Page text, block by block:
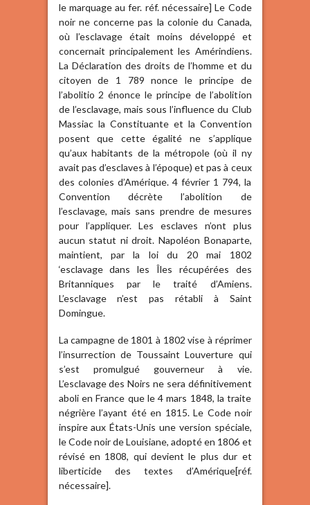
le marquage au fer. réf. nécessaire] Le Code
noir ne concerne pas la colonie du Canada,
où l’esclavage était moins développé et
concernait principalement les Amérindiens.
La Déclaration des droits de l’homme et du
citoyen de 1 789 nonce le principe de
l’abolitio 2 énonce le principe de l’abolition
de l’esclavage, mais sous l’influence du Club
Massiac la Constituante et la Convention
posent que cette égalité ne s’applique
qu’aux habitants de la métropole (où il ny
avait pas d’esclaves à l’époque) et pas à ceux
des colonies d’Amérique. 4 février 1 794, la
Convention décrète l’abolition de
l’esclavage, mais sans prendre de mesures
pour l’appliquer. Les esclaves n’ont plus
aucun statut ni droit. Napoléon Bonaparte,
maintient, par la loi du 20 mai 1802
‘esclavage dans les Îles récupérées des
Britanniques par le traité d’Amiens.
L’esclavage n’est pas rétabli à Saint
Domingue.
La campagne de 1801 à 1802 vise à réprimer
l’insurrection de Toussaint Louverture qui
s’est promulgué gouverneur à vie.
L’esclavage des Noirs ne sera définitivement
aboli en France que le 4 mars 1848, la traite
négrière l’ayant été en 1815. Le Code noir
inspire aux États-Unis une version spéciale,
le Code noir de Louisiane, adopté en 1806 et
révisé en 1808, qui devient le plus dur et
liberticide des textes d’Amérique[réf.
nécessaire].